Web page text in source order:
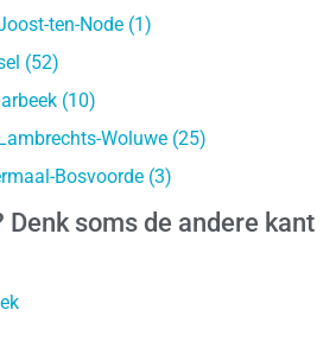
ten-Node (1)
(52)
(10)
Woluwe (25)
Bosvoorde (3)
Denk soms de andere kant